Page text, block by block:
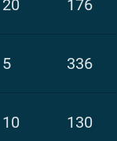
20 176
5 336
10 130